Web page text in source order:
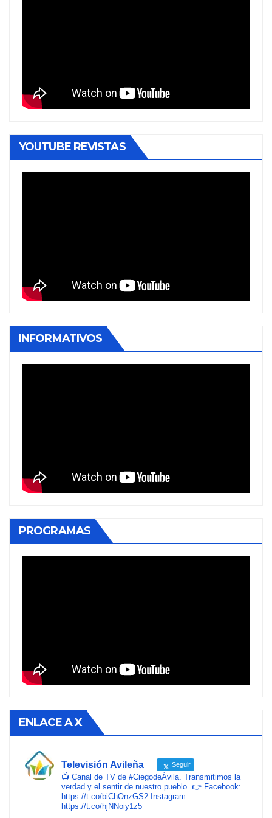
YOUTUBE REVISTAS
INFORMATIVOS
PROGRAMAS
ENLACE A X
Televisión Avileña Seguir
📺 Canal de TV de #CiegodeÁvila. Transmitimos la
verdad y el sentir de nuestro pueblo. 👉 Facebook:
https://t.co/biChOnzGS2 Instagram:
https://t.co/hjNNoiy1z5